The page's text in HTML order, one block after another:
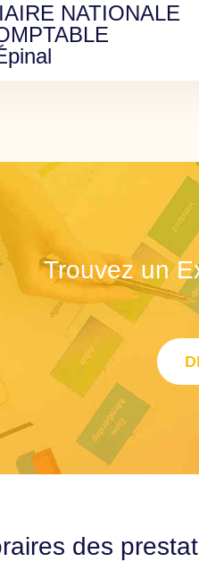
NATIONALE
Trouvez un
des